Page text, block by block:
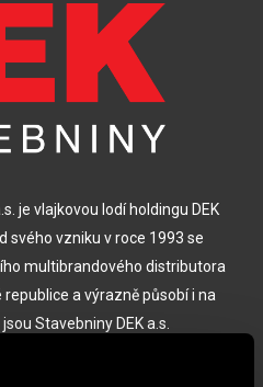
je vlajkovou lodí holdingu DEK
svého vzniku v roce 1993 se
multibrandového distributora
a výrazně působí i na
Stavebniny DEK a.s.
poboček (více než 100 po celé